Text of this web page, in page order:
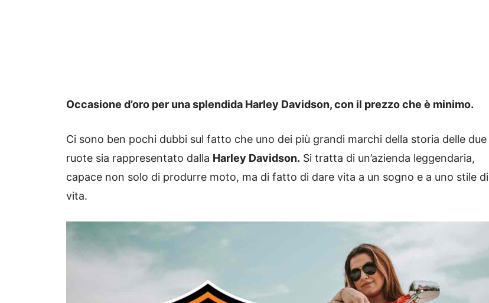
Occasione d’oro per una splendida Harley Davidson, con il prezzo che è minimo.
Ci sono ben pochi dubbi sul fatto che uno dei più grandi marchi della storia delle due
ruote sia rappresentato dalla Harley Davidson. Si tratta di un’azienda leggendaria,
capace non solo di produrre moto, ma di fatto di dare vita a un sogno e a uno stile di
vita.